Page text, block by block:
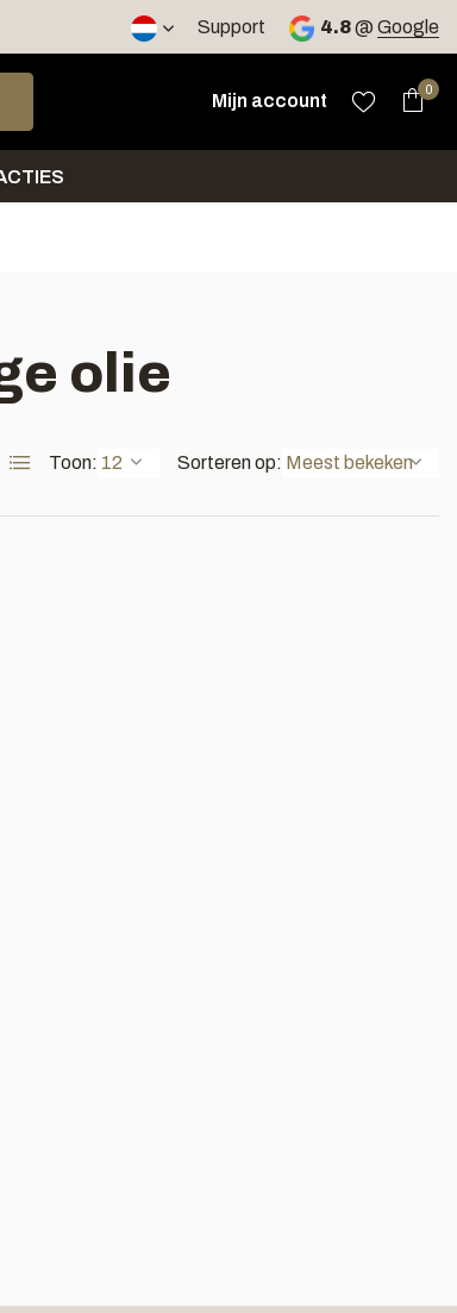
Support 4.8@ Google
om een beschikbaar resultaat te selecteren. Druk
Mijn account
0
olie
Toon: Sorteren op: